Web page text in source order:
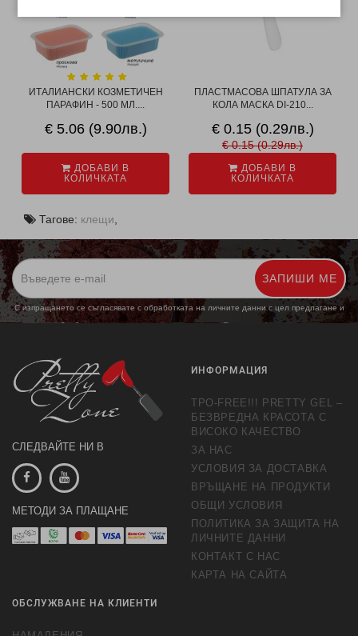
ИТАЛИАНСКИ КОЗМЕТИЧЕН
ПАРАФИН - 500 МЛ....
€ 5.06 (9.90лв.)
ДОБАВИ В
КОЛИЧКАТА
ПЛАСТМАСОВА ШПАТУЛА ЗА
КОЛА МАСКА DI-210...
€ 0.15 (0.29лв.)
€ 0.15 (0.29лв.)
ДОБАВИ В
КОЛИЧКАТА
Тагове: клещи
ЗАПИШИ МЕ
С изпращането се съгласявате с обработката на личните данни с цел предлагане и
обработка на маркетингови предложения. Повече информация
СЛЕДВАЙТЕ НИ В
МЕТОДИ ЗА ПЛАЩАНЕ
ИНФОРМАЦИЯ
TPO-FREE!!! PRETTY GEL –
БЕЗВРЕДНА КРАСОТА С
ВИСОКО КАЧЕСТВО
ЗА НАС
УСЛОВИЯ ЗА ДОСТАВКА
ВРЪЩАНЕ НА ПРОДУКТИ
ОБЩИ УСЛОВИЯ
ПОЛИТИКА ЗА ЗАЩИТА НА
ЛИЧНИТЕ ДАННИ
КОНТАКТ С НАС
КАРТА НА САЙТА
ОБСЛУЖВАНЕ НА КЛИЕНТИ